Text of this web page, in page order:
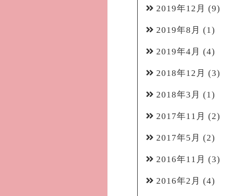
2019年12月 (9)
2019年8月 (1)
2019年4月 (4)
2018年12月 (3)
2018年3月 (1)
2017年11月 (2)
2017年5月 (2)
2016年11月 (3)
2016年2月 (4)